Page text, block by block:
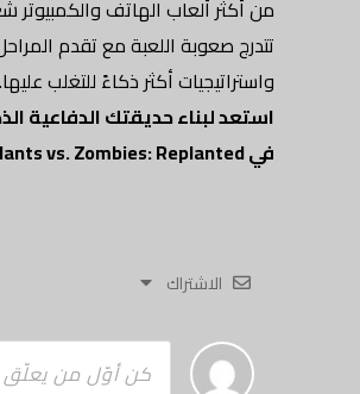
من أكثر ألعاب الهاتف
تتدرج صعوبة اللعبة مع تقدم
واستراتيجيات أكثر ذكاءً للتغلب عليها.
استعد لبناء حديقتك الدفاعية
في Plants vs. Zombies: Replanted.
الاشتراك